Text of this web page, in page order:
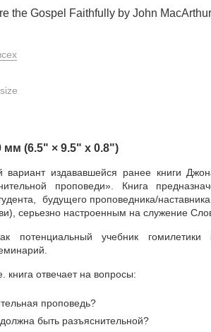
the Gospel Faithfully by John MacArthur
мм (6.5" × 9.5" х 0.8")
издававшейся ранее книги
проповеди». Книга
будущего проповедника/
серьезно настроенным на служение
потенциальный учебник
книга отвечает на вопросы:
проповедь?
быть разъяснительной?